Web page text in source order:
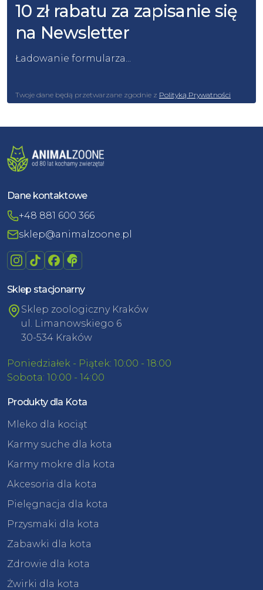
10 zł rabatu za zapisanie się
na Newsletter
Ładowanie formularza...
Twoje dane będą przetwarzane zgodnie z Polityką Prywatności
Dane kontaktowe
+48 881 600 366
sklep@animalzoone.pl
Sklep stacjonarny
Sklep zoologiczny Kraków
ul. Limanowskiego 6
30-534 Kraków
Poniedziałek - Piątek: 10:00 - 18:00
Sobota: 10:00 - 14:00
Produkty dla Kota
Mleko dla kociąt
Karmy suche dla kota
Karmy mokre dla kota
Akcesoria dla kota
Pielęgnacja dla kota
Przysmaki dla kota
Zabawki dla kota
Zdrowie dla kota
Żwirki dla kota